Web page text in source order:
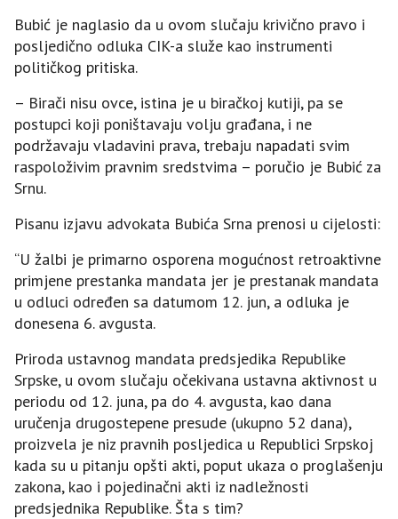
Bubić je naglasio da u ovom slučaju krivično pravo i
posljedično odluka CIK-a služe kao instrumenti
političkog pritiska.
– Birači nisu ovce, istina je u biračkoj kutiji, pa se
postupci koji poništavaju volju građana, i ne
podržavaju vladavini prava, trebaju napadati svim
raspoloživim pravnim sredstvima – poručio je Bubić za
Srnu.
Pisanu izjavu advokata Bubića Srna prenosi u cijelosti:
“U žalbi je primarno osporena mogućnost retroaktivne
primjene prestanka mandata jer je prestanak mandata
u odluci određen sa datumom 12. jun, a odluka je
donesena 6. avgusta.
Priroda ustavnog mandata predsjedika Republike
Srpske, u ovom slučaju očekivana ustavna aktivnost u
periodu od 12. juna, pa do 4. avgusta, kao dana
uručenja drugostepene presude (ukupno 52 dana),
proizvela je niz pravnih posljedica u Republici Srpskoj
kada su u pitanju opšti akti, poput ukaza o proglašenju
zakona, kao i pojedinačni akti iz nadležnosti
predsjednika Republike. Šta s tim?